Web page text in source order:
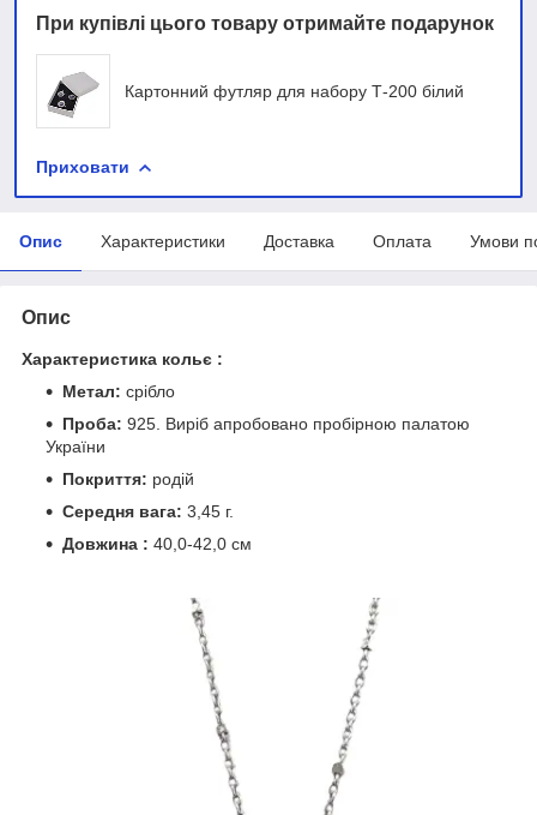
При купівлі цього товару отримайте подарунок
Картонний футляр для набору Т-200 білий
Приховати
Опис Характеристики Доставка Оплата Умови
Опис
Характеристика кольє :
Метал: срібло
Проба: 925. Виріб апробовано пробірною палатою
України
Покриття: родій
Середня вага: 3,45 г.
Довжина : 40,0-42,0 см